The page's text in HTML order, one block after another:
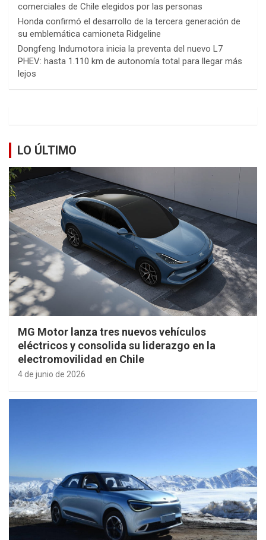
comerciales de Chile elegidos por las personas
Honda confirmó el desarrollo de la tercera generación de
su emblemática camioneta Ridgeline
Dongfeng Indumotora inicia la preventa del nuevo L7
PHEV: hasta 1.110 km de autonomía total para llegar más
lejos
LO ÚLTIMO
MG Motor lanza tres nuevos vehículos
eléctricos y consolida su liderazgo en la
electromovilidad en Chile
4 de junio de 2026